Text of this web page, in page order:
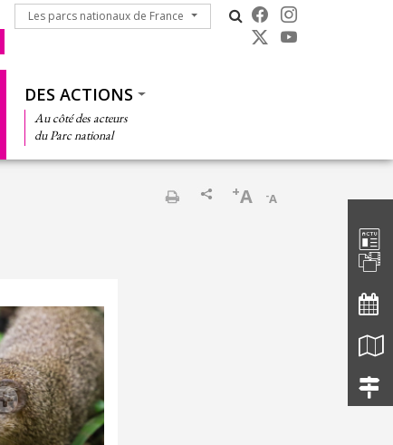
Les parcs nationaux de France
Les parcs nationaux de France
DES ACTIONS
Au côté des acteurs
du Parc national
-A
+A